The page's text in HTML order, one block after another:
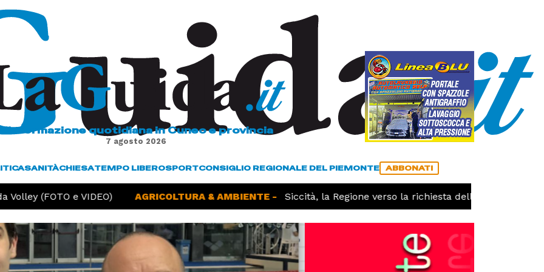
L'informazione quotidiana in Cuneo e provincia
7 agosto 2026
SANITÀCHIESATEMPO LIBEROSPORTCONSIGLIO REGIONALE DEL PIEMONTE ABBONATI
(FOTO e VIDEO) AGRICOLTURA & AMBIENTE - Siccità, la Regione verso la richiesta dello stato di